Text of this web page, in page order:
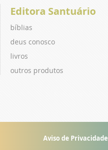
Editora Santuário
bíblias
deus conosco
livros
outros produtos
Aviso de Privacidade